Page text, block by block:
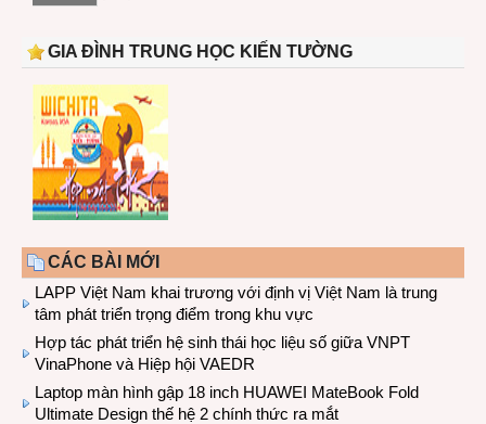
GIA ĐÌNH TRUNG HỌC KIẾN TƯỜNG
CÁC BÀI MỚI
LAPP Việt Nam khai trương với định vị Việt Nam là trung
tâm phát triển trọng điểm trong khu vực
Hợp tác phát triển hệ sinh thái học liệu số giữa VNPT
VinaPhone và Hiệp hội VAEDR
Laptop màn hình gập 18 inch HUAWEI MateBook Fold
Ultimate Design thế hệ 2 chính thức ra mắt